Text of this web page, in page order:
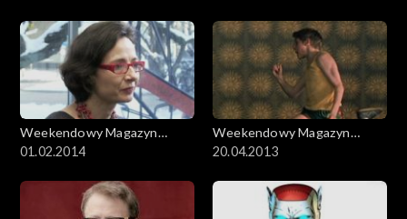
Weekendowy Magazyn
Filmowy
01.02.2014
Weekendowy Magazyn
Filmowy
20.04.2013